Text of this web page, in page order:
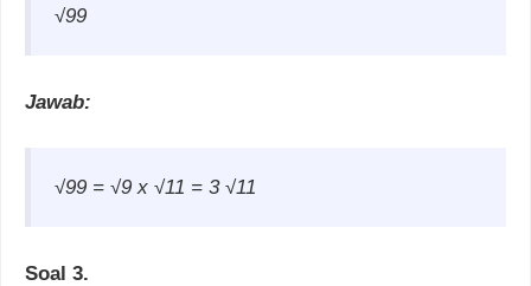
√99
Jawab:
√99 = √9 x √11 = 3 √11
Soal 3.